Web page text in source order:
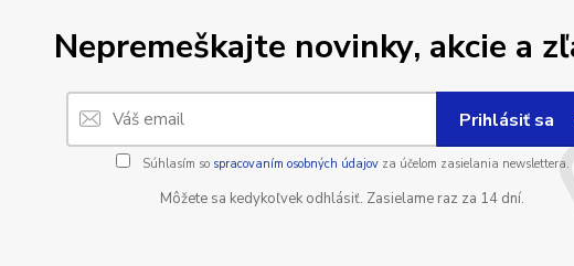
Nepremeškajte novinky, akcie a
Prihlásiť sa
Súhlasím so spracovaním osobných údajovza účelom zasielania newslettera.
Môžete sa kedykoľvek odhlásiť. Zasielame raz za 14 dní.